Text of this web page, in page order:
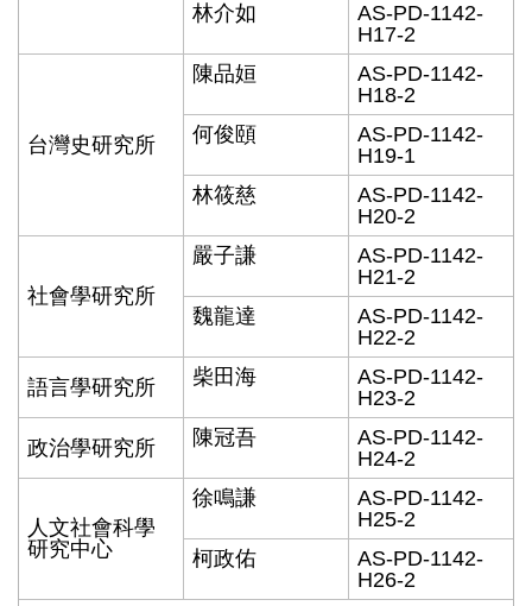
林介如
AS-PD-1142-
H17-2
台灣史研究所
陳品姮
AS-PD-1142-
H18-2
何俊頤
AS-PD-1142-
H19-1
林筱慈
AS-PD-1142-
H20-2
社會學研究所
嚴子謙
AS-PD-1142-
H21-2
魏龍達
AS-PD-1142-
H22-2
語言學研究所 柴田海
AS-PD-1142-
H23-2
政治學研究所 陳冠吾
AS-PD-1142-
H24-2
人文社會科學
研究中心
徐鳴謙
AS-PD-1142-
H25-2
柯政佑
AS-PD-1142-
H26-2